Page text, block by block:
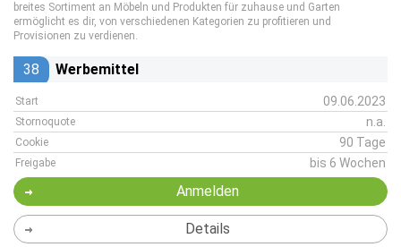
breites Sortiment an Möbeln und Produkten für zuhause und Garten
ermöglicht es dir, von verschiedenen Kategorien zu profitieren und
Provisionen zu verdienen.
38 Werbemittel
Start 09.06.2023
Stornoquote n.a.
Cookie 90 Tage
Freigabe bis 6 Wochen
Anmelden
Details